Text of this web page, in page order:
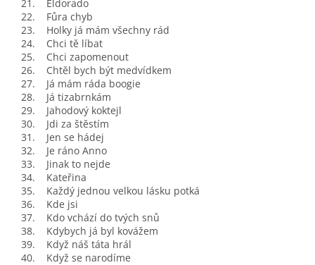
21. Eldorado
22. Fůra chyb
23. Holky já mám všechny rád
24. Chci tě líbat
25. Chci zapomenout
26. Chtěl bych být medvídkem
27. Já mám ráda boogie
28. Já tizabrnkám
29. Jahodový koktejl
30. Jdi za štěstím
31. Jen se hádej
32. Je ráno Anno
33. Jinak to nejde
34. Kateřina
35. Každý jednou velkou lásku potká
36. Kde jsi
37. Kdo vchází do tvých snů
38. Kdybych já byl kovážem
39. Když náš táta hrál
40. Když se narodíme